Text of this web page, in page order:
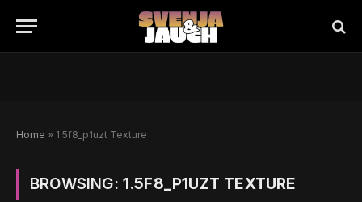
Home » 1.5f8_p1uzt Texture
BROWSING: 1.5F8_P1UZT TEXTURE